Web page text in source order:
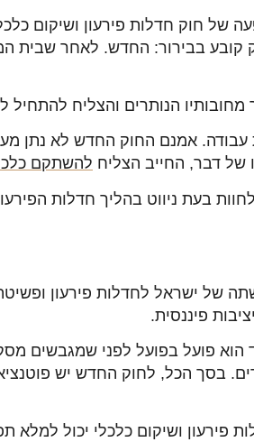
חוק חדלות פירעון ושיקום
החוק קובע בבירור: החדש. לאחר
הנותרים והצליח להתחיל
אמנם החוק החדש לא נתן
של דבר, החייב הצליח להשתקם
בעת ניווט בהליך חדלות
של ישראל לחדלות פירעון
פיננסית.
הוא פועל בפועל לפני שמגבשים
בסך הכל, לחוק החדש יש
ושיקום כלכלי יכול למלא